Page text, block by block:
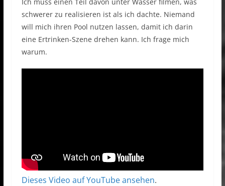
schwerer zu realisieren ist als ich dachte. Niemand
will mich ihren Pool nutzen lassen, damit ich darin
eine Ertrinken-Szene drehen kann. Ich frage mich
warum.
Dieses Video auf YouTube ansehen.